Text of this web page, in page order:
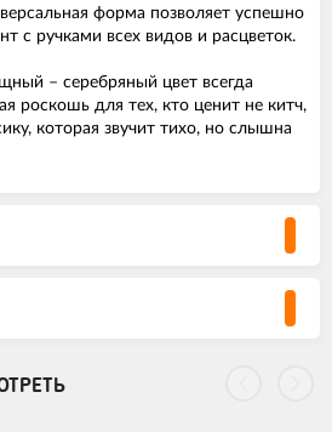
форма позволяет успешно
с ручками всех видов и расцветок.
– серебряный цвет всегда
роскошь для тех, кто ценит не китч,
которая звучит тихо, но слышна